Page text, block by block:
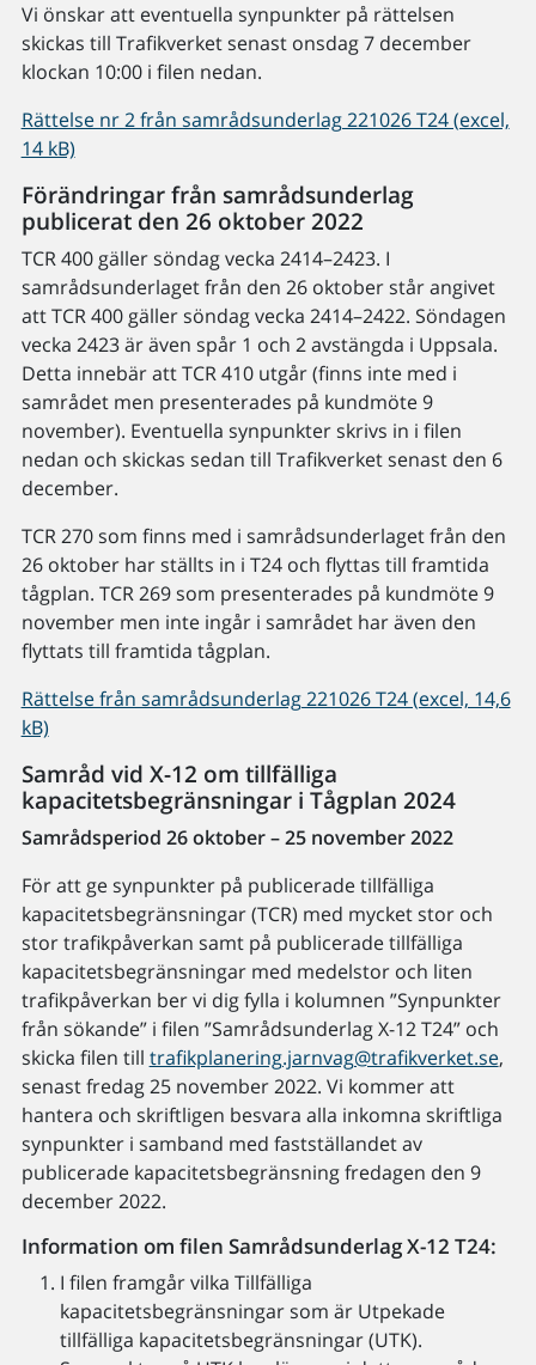
Vi önskar att eventuella synpunkter på rättelsen
skickas till Trafikverket senast onsdag 7 december
klockan 10:00 i filen nedan.
Rättelse nr 2 från samrådsunderlag 221026 T24 (excel,
14 kB)
Förändringar från samrådsunderlag
publicerat den 26 oktober 2022
TCR 400 gäller söndag vecka 2414–2423. I
samrådsunderlaget från den 26 oktober står angivet
att TCR 400 gäller söndag vecka 2414–2422. Söndagen
vecka 2423 är även spår 1 och 2 avstängda i Uppsala.
Detta innebär att TCR 410 utgår (finns inte med i
samrådet men presenterades på kundmöte 9
november). Eventuella synpunkter skrivs in i filen
nedan och skickas sedan till Trafikverket senast den 6
december.
TCR 270 som finns med i samrådsunderlaget från den
26 oktober har ställts in i T24 och flyttas till framtida
tågplan. TCR 269 som presenterades på kundmöte 9
november men inte ingår i samrådet har även den
flyttats till framtida tågplan.
Rättelse från samrådsunderlag 221026 T24 (excel, 14,6
kB)
Samråd vid X-12 om tillfälliga
kapacitetsbegränsningar i Tågplan 2024
Samrådsperiod 26 oktober – 25 november 2022
För att ge synpunkter på publicerade tillfälliga
kapacitetsbegränsningar (TCR) med mycket stor och
stor trafikpåverkan samt på publicerade tillfälliga
kapacitetsbegränsningar med medelstor och liten
trafikpåverkan ber vi dig fylla i kolumnen ”Synpunkter
från sökande” i filen ”Samrådsunderlag X-12 T24” och
skicka filen till trafikplanering.jarnvag@trafikverket.se,
senast fredag 25 november 2022. Vi kommer att
hantera och skriftligen besvara alla inkomna skriftliga
synpunkter i samband med fastställandet av
publicerade kapacitetsbegränsning fredagen den 9
december 2022.
Information om filen Samrådsunderlag X-12 T24:
I filen framgår vilka Tillfälliga
kapacitetsbegränsningar som är Utpekade
tillfälliga kapacitetsbegränsningar (UTK).